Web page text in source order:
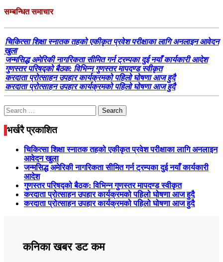
सम्बन्धित समाचार
चिकित्सा शिक्षा स्नातक तहको एकीकृत प्रवेश परीक्षाका लागि अनलाइन आवेदन
खुला
जन्मसिद्ध अमेरिकी नागरिकता सीमित गर्न ट्रम्पका दुई नयाँ कार्यकारी आदेश
गुणस्तर परिषद्को बैठक: विभिन्न गुणस्तर मापदण्ड स्वीकृत
करदाता प्रोत्साहन उपहार कार्यक्रमको पहिलो घोषणा आज हुदै
करदाता प्रोत्साहन उपहार कार्यक्रमको पहिलो घोषणा आज हुदै
Search
for:
भर्खरै प्रकाशित
चिकित्सा शिक्षा स्नातक तहको एकीकृत प्रवेश परीक्षाका लागि अनलाइन
आवेदन खुला
जन्मसिद्ध अमेरिकी नागरिकता सीमित गर्न ट्रम्पका दुई नयाँ कार्यकारी
आदेश
गुणस्तर परिषद्को बैठक: विभिन्न गुणस्तर मापदण्ड स्वीकृत
करदाता प्रोत्साहन उपहार कार्यक्रमको पहिलो घोषणा आज हुदै
करदाता प्रोत्साहन उपहार कार्यक्रमको पहिलो घोषणा आज हुदै
कनिका खबर डट कम